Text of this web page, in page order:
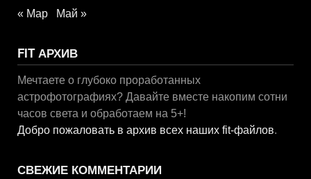
« Мар Май »
FIT АРХИВ
Мечтаете о глубоко проработанных
астрофотографиях? Давайте вместе накопим сотни
часов света и обработаем на 5+!
Добро пожаловать в архив всех наших fit-файлов.
СВЕЖИЕ КОММЕНТАРИИ